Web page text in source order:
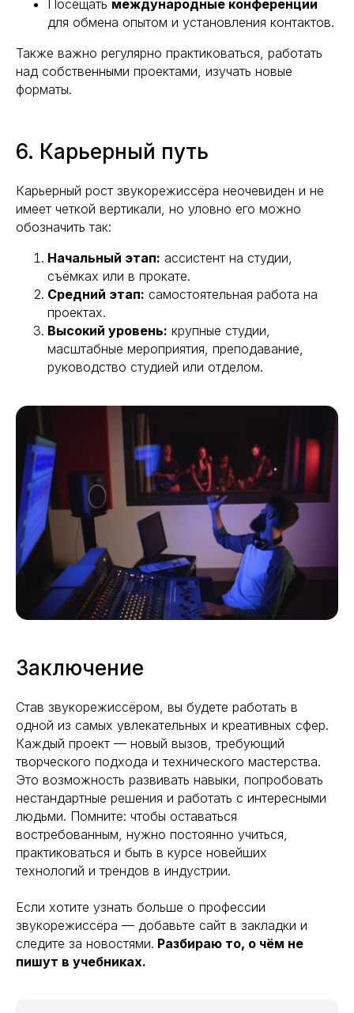
Посещать международные конференции
для обмена опытом и установления контактов.
Также важно регулярно практиковаться, работать
над собственными проектами, изучать новые
форматы.
6. Карьерный путь
Карьерный рост звукорежиссёра неочевиден и не
имеет четкой вертикали, но уловно его можно
обозначить так:
Начальный этап: ассистент на студии,
съёмках или в прокате.
Средний этап: самостоятельная работа на
проектах.
Высокий уровень: крупные студии,
масштабные мероприятия, преподавание,
руководство студией или отделом.
Заключение
Став звукорежиссёром, вы будете работать в
одной из самых увлекательных и креативных сфер.
Каждый проект — новый вызов, требующий
творческого подхода и технического мастерства.
Это возможность развивать навыки, попробовать
нестандартные решения и работать с интересными
людьми. Помните: чтобы оставаться
востребованным, нужно постоянно учиться,
практиковаться и быть в курсе новейших
технологий и трендов в индустрии.
Если хотите узнать больше о профессии
звукорежиссёра — добавьте сайт в закладки и
следите за новостями. Разбираю то, о чём не
пишут в учебниках.